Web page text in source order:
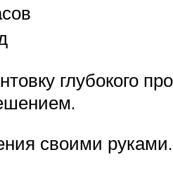
глубокого
своими руками.